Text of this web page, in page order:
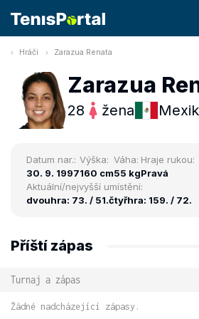
Hráči Zarazua Renata
Zarazua
28 žena
Datum nar.:
30. 9. 1997
Výška:
160 cm
Váha:
55 kg
Hraje rukou:
Pravá
Aktuální/nejvyšší umístění:
dvouhra: 73. / 51.čtyřhra: 159. / 72.
Příští zápas
Turnaj a zápas
Žádné nadcházející zápasy.